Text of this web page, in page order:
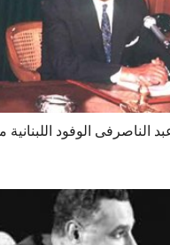
الناصرفى الوفود